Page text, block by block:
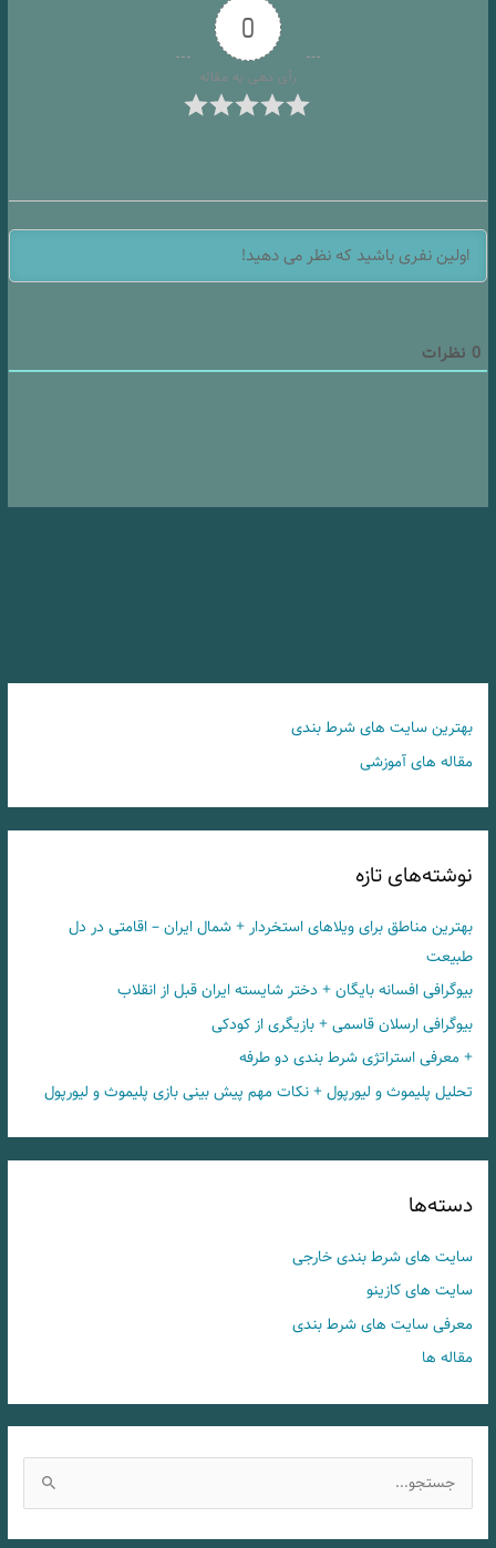
0
رأی دهی به مقاله
0 نظرات
بهترین سایت های شرط بندی
مقاله های آموزشی
نوشته‌های تازه
بهترین مناطق برای ویلاهای استخردار + شمال ایران – اقامتی در دل
طبیعت
بیوگرافی افسانه بایگان + دختر شایسته ایران قبل از انقلاب
بیوگرافی ارسلان قاسمی + بازیگری از کودکی
+ معرفی استراتژی شرط بندی دو طرفه
تحلیل پلیموث و لیورپول + نکات مهم پیش بینی بازی پلیموث و لیورپول
دسته‌ها
سایت های شرط بندی خارجی
سایت های کازینو
معرفی سایت های شرط بندی
مقاله ها